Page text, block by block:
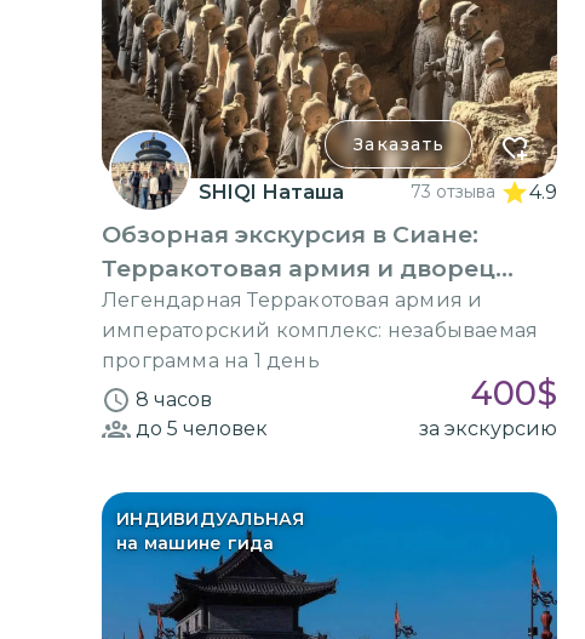
Заказать
SHIQI Наташа 73 отзыва 4.9
Обзорная экскурсия в Сиане:
Терракотовая армия и дворец
Хуацин
Легендарная Терракотовая армия и
императорский комплекс: незабываемая
программа на 1 день
8 часов
400$
до 5 человек за экскурсию
ИНДИВИДУАЛЬНАЯ
на машине гида